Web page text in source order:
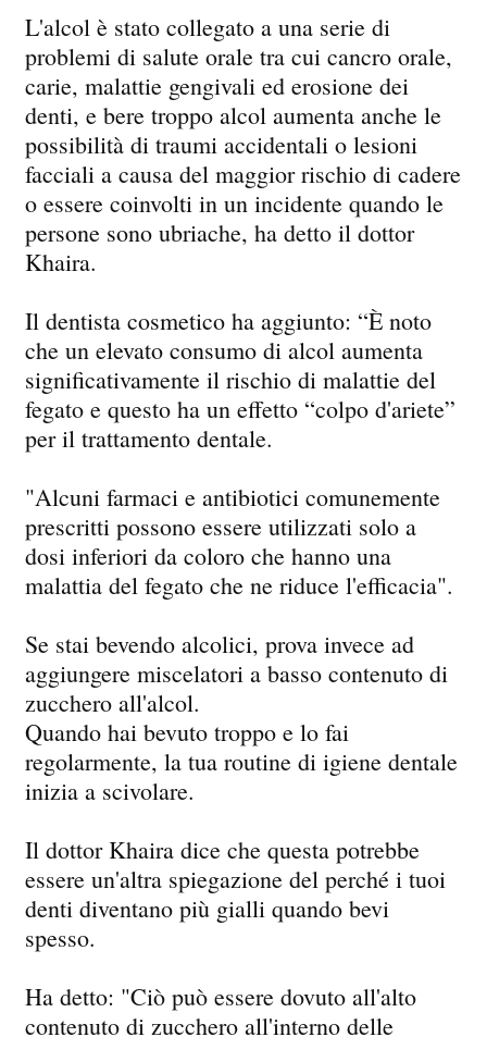
L'alcol è stato collegato a una serie di
problemi di salute orale tra cui cancro orale,
carie, malattie gengivali ed erosione dei
denti, e bere troppo alcol aumenta anche le
possibilità di traumi accidentali o lesioni
facciali a causa del maggior rischio di cadere
o essere coinvolti in un incidente quando le
persone sono ubriache, ha detto il dottor
Khaira.
Il dentista cosmetico ha aggiunto: “È noto
che un elevato consumo di alcol aumenta
significativamente il rischio di malattie del
fegato e questo ha un effetto “colpo d'ariete”
per il trattamento dentale.
"Alcuni farmaci e antibiotici comunemente
prescritti possono essere utilizzati solo a
dosi inferiori da coloro che hanno una
malattia del fegato che ne riduce l'efficacia".
Se stai bevendo alcolici, prova invece ad
aggiungere miscelatori a basso contenuto di
zucchero all'alcol.
Quando hai bevuto troppo e lo fai
regolarmente, la tua routine di igiene dentale
inizia a scivolare.
Il dottor Khaira dice che questa potrebbe
essere un'altra spiegazione del perché i tuoi
denti diventano più gialli quando bevi
spesso.
Ha detto: "Ciò può essere dovuto all'alto
contenuto di zucchero all'interno delle